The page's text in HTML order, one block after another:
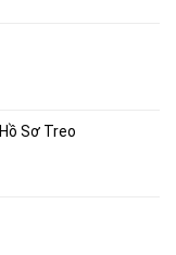
Sơ Treo